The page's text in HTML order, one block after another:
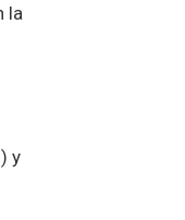
la
y